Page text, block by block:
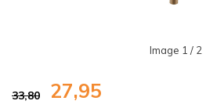
Image 1 / 2
33,80 27,95